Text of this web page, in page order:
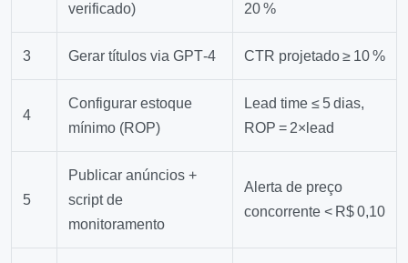
verificado)
20 %
3 Gerar títulos via GPT‑4 CTR projetado ≥ 10 %
4
Configurar estoque
mínimo (ROP)
Lead time ≤ 5 dias,
ROP = 2×lead
5
Publicar anúncios +
script de
monitoramento
Alerta de preço
concorrente < R$ 0,10